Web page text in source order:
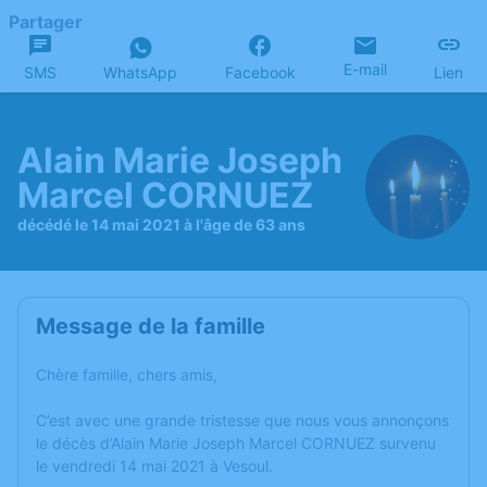
Partager
SMS WhatsApp Facebook E-mail Lien
Alain Marie Joseph
Marcel CORNUEZ
décédé le 14 mai 2021 à l'âge de 63 ans
Message de la famille
Chère famille, chers amis,
C’est avec une grande tristesse que nous vous annonçons
le décès d’Alain Marie Joseph Marcel CORNUEZ survenu
le vendredi 14 mai 2021 à Vesoul.